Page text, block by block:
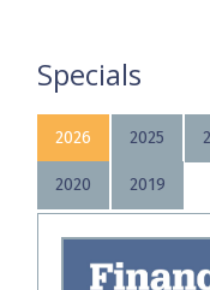
Specials
2026 2025
2020 2019